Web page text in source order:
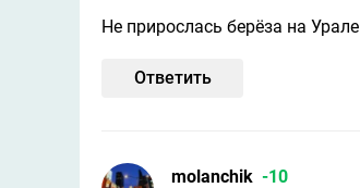
Не прирослась берёза на Урале
Ответить
molanchik -10